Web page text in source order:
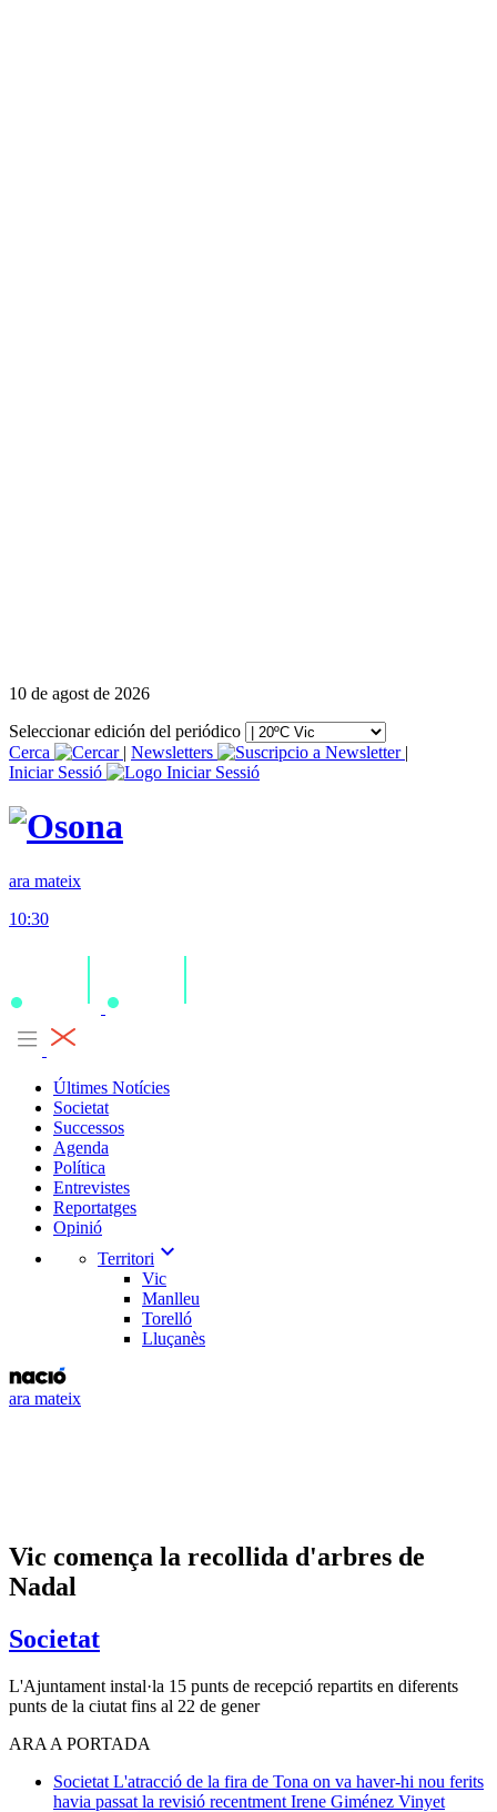
10 de agost de 2026
Seleccionar edición del periódico
Cerca
| Newsletters
|
Iniciar Sessió
ara mateix
10:30
Últimes Notícies
Societat
Successos
Agenda
Política
Entrevistes
Reportatges
Opinió
Territori expand_more
Vic
Manlleu
Torelló
Lluçanès
ara mateix
Vic comença la recollida d'arbres de
Nadal
Societat
L'Ajuntament instal·la 15 punts de recepció repartits en diferents
punts de la ciutat fins al 22 de gener
ARA A PORTADA
Societat L'atracció de la fira de Tona on va haver-hi nou ferits
havia passat la revisió recentment Irene Giménez Vinyet